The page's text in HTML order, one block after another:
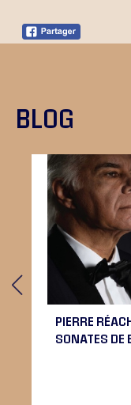
BLOG
PIERRE
SONATES DE